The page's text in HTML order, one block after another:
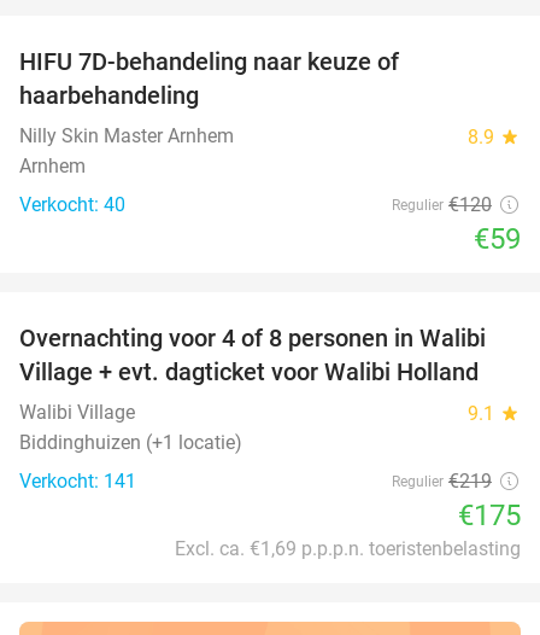
HIFU 7D-behandeling naar keuze of
haarbehandeling
Nilly Skin Master Arnhem 8.9 star
Arnhem
Verkocht: 40
Regulier €120
€59
20%
Overnachting voor 4 of 8 personen in Walibi
Village + evt. dagticket voor Walibi Holland
Walibi Village 9.1 star
Biddinghuizen (+1 locatie)
Verkocht: 141
Regulier €219
€175
Excl. ca. €1,69 p.p.p.n. toeristenbelasting